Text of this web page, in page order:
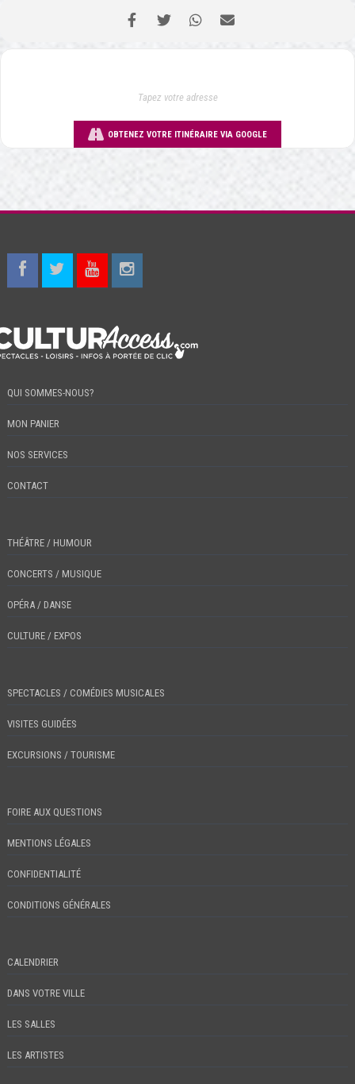
OBTENEZ VOTRE ITINÉRAIRE VIA GOOGLE
QUI SOMMES-NOUS?
MON PANIER
NOS SERVICES
CONTACT
THÉÂTRE / HUMOUR
CONCERTS / MUSIQUE
OPÉRA / DANSE
CULTURE / EXPOS
SPECTACLES / COMÉDIES MUSICALES
VISITES GUIDÉES
EXCURSIONS / TOURISME
FOIRE AUX QUESTIONS
MENTIONS LÉGALES
CONFIDENTIALITÉ
CONDITIONS GÉNÉRALES
CALENDRIER
DANS VOTRE VILLE
LES SALLES
LES ARTISTES